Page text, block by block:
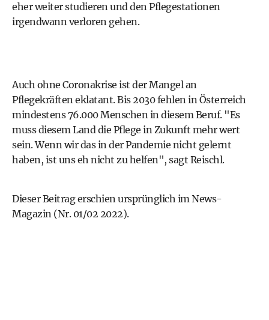
eher weiter studieren und den Pflegestationen
irgendwann verloren gehen.
Auch ohne Coronakrise ist der Mangel an
Pflegekräften eklatant. Bis 2030 fehlen in Österreich
mindestens 76.000 Menschen in diesem Beruf. "Es
muss diesem Land die Pflege in Zukunft mehr wert
sein. Wenn wir das in der Pandemie nicht gelernt
haben, ist uns eh nicht zu helfen", sagt Reischl.
Dieser Beitrag erschien ursprünglich im News-
Magazin (Nr. 01/02 2022).